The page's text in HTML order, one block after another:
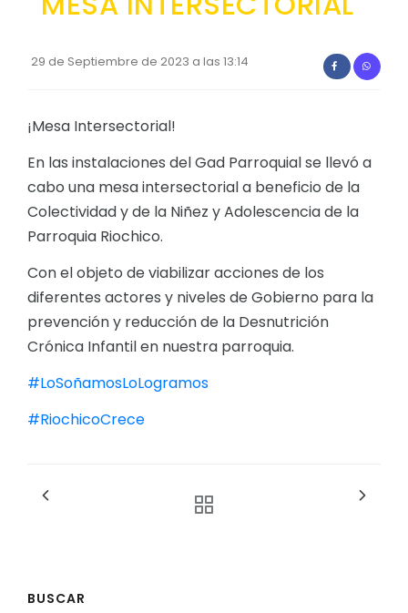
GESTIÓN ADMINISTRATIVA
Plan Anual Contratación - PAC
Plan Operativo Anual - POA
Convenios Institucionales
PRESUPUESTO: EJECUCIÓN Y REPORTES
Procesos de contratación
Ejecución Presupuestaria
29 de Septiembre de 2023 a las 13:14
¡Mesa Intersectorial!
En las instalaciones del Gad Parroquial se llevó a
cabo una mesa intersectorial a beneficio de la
Colectividad y de la Niñez y Adolescencia de la
Parroquia Riochico.
Con el objeto de viabilizar acciones de los
diferentes actores y niveles de Gobierno para la
prevención y reducción de la Desnutrición
Crónica Infantil en nuestra parroquia.
#LoSoñamosLoLogramos
#RiochicoCrece
BUSCAR